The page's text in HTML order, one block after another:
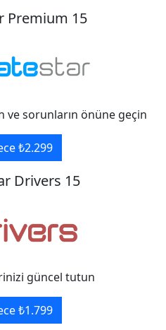
Premium 15
ve sorunların önüne geçin
₺2.299
Drivers 15
güncel tutun
₺1.799